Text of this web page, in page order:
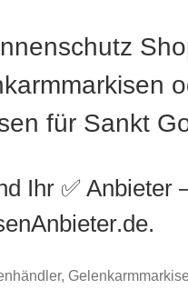
für Sankt
Ihr ✅ Anbieter